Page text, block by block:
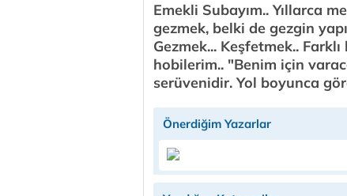
Emekli Subayım.. Yıllarca
gezmek, belki de gezgin
Gezmek... Keşfetmek..
hobilerim.. "Benim için
serüvenidir. Yol boyunca
Önerdiğim Yazarlar